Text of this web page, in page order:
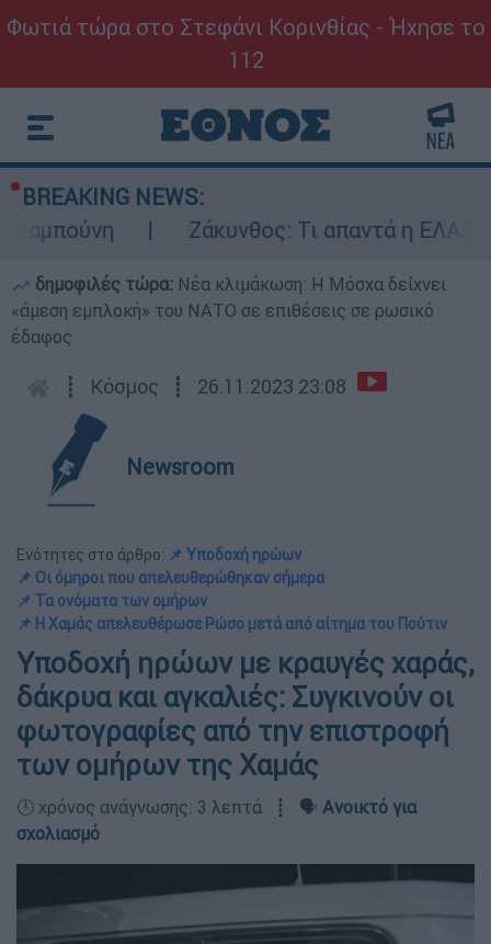
Φωτιά τώρα στο Στεφάνι Κορινθίας - Ήχησε το
112
BREAKING NEWS:
Ζάκυνθος: Τι απαντά η ΕΛΑΣ για
δημοφιλές τώρα: Νέα κλιμάκωση: Η Μόσχα δείχνει
«άμεση εμπλοκή» του ΝΑΤΟ σε επιθέσεις σε ρωσικό
έδαφος
┋ Κόσμος ┋ 26.11.2023 23:08
Newsroom
Ενότητες στο άρθρο: 📌 Υποδοχή ηρώων
📌 Οι όμηροι που απελευθερώθηκαν σήμερα
📌 Τα ονόματα των ομήρων
📌 Η Χαμάς απελευθέρωσε Ρώσο μετά από αίτημα του Πούτιν
Υποδοχή ηρώων με κραυγές χαράς,
δάκρυα και αγκαλιές: Συγκινούν οι
φωτογραφίες από την επιστροφή
των ομήρων της Χαμάς
🕛 χρόνος ανάγνωσης: 3 λεπτά ┋ 🗣️ Ανοικτό για
σχολιασμό